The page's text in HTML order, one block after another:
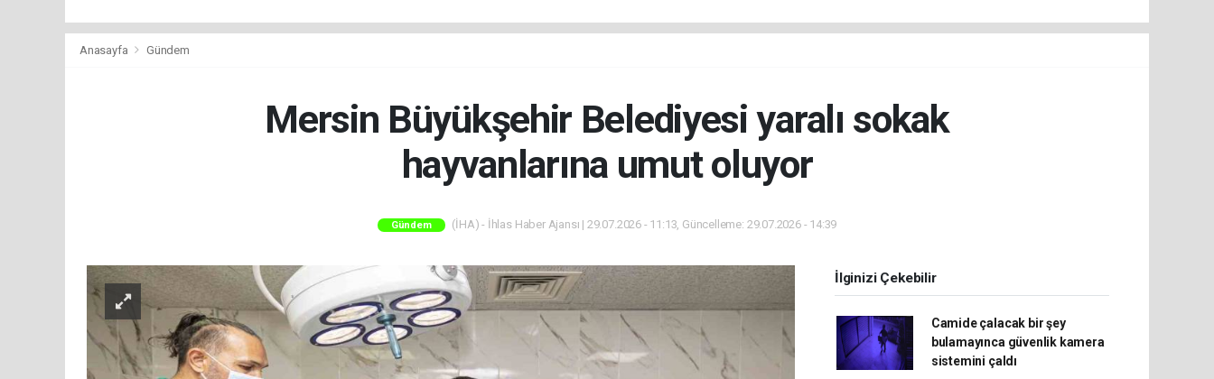
Anasayfa Gündem
Mersin Büyükşehir Belediyesi yaralı sokak
hayvanlarına umut oluyor
Gündem (İHA) - İhlas Haber Ajansı | 29.07.2026 - 11:13, Güncelleme: 29.07.2026 - 14:39
İlginizi Çekebilir
Camide çalacak bir şey
bulamayınca güvenlik kamera
sistemini çaldı